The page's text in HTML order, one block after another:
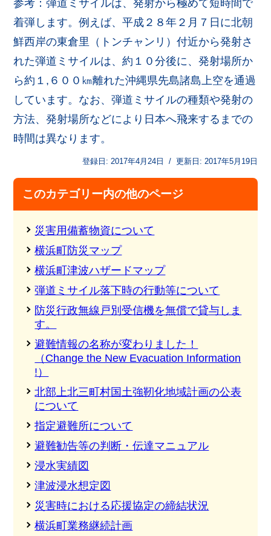
参考：弾道ミサイルは、発射から極めて短時間で
着弾します。例えば、平成２８年２月７日に北朝
鮮西岸の東倉里（トンチャンリ）付近から発射さ
れた弾道ミサイルは、約１０分後に、発射場所か
ら約１,６００㎞離れた沖縄県先島諸島上空を通過
しています。なお、弾道ミサイルの種類や発射の
方法、発射場所などにより日本へ飛来するまでの
時間は異なります。
登録日: 2017年4月24日 / 更新日: 2017年5月19日
このカテゴリー内の他のページ
災害用備蓄物資について
横浜町防災マップ
横浜町津波ハザードマップ
弾道ミサイル落下時の行動等について
防災行政無線戸別受信機を無償で貸与しま
す。
避難情報の名称が変わりました！
（Change the New Evacuation Information
!）
北部上北三町村国土強靭化地域計画の公表
について
指定避難所について
避難勧告等の判断・伝達マニュアル
浸水実績図
津波浸水想定図
災害時における応援協定の締結状況
横浜町業務継続計画